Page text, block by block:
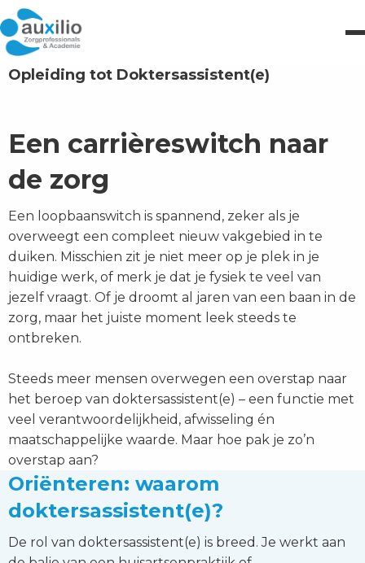
Opleiding tot Doktersassistent(e)
Een carrièreswitch naar
de zorg
Een loopbaanswitch is spannend, zeker als je
overweegt een compleet nieuw vakgebied in te
duiken. Misschien zit je niet meer op je plek in je
huidige werk, of merk je dat je fysiek te veel van
jezelf vraagt. Of je droomt al jaren van een baan in de
zorg, maar het juiste moment leek steeds te
ontbreken.
Steeds meer mensen overwegen een overstap naar
het beroep van doktersassistent(e) – een functie met
veel verantwoordelijkheid, afwisseling én
maatschappelijke waarde. Maar hoe pak je zo’n
overstap aan?
Oriënteren: waarom
doktersassistent(e)?
De rol van doktersassistent(e) is breed. Je werkt aan